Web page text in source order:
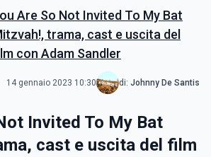
Are So Not Invited To My Bat
trama, cast e uscita del
con Adam Sandler
14 gennaio 2023 10:30 di: Johnny De Santis
Invited To My Bat
cast e uscita del film